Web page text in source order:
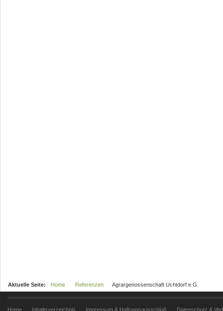
Aktuelle Seite: Home Referenzen Agrargenossenschaft Uchtdorf e.G.
Home Inhaltsverzeichnis Impressum & Haftungsausschluß Datenschutz &